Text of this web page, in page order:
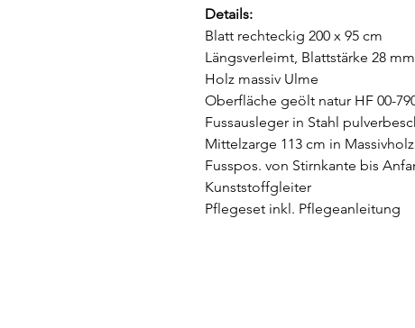
Details:
Blatt rechteckig 200 x 95 cm
Längsverleimt, Blattstärke 28
Holz massiv Ulme
Oberfläche geölt natur HF 00-
Fussausleger in Stahl
Mittelzarge 113 cm in Massivholz
Fusspos. von Stirnkante bis
Kunststoffgleiter
Pflegeset inkl. Pflegeanleitung